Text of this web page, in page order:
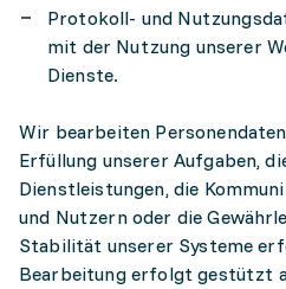
Protokoll- und
mit der Nutzung unserer
Dienste.
Wir bearbeiten
Erfüllung unserer Aufgaben,
Dienstleistungen, die
und Nutzern oder die
Stabilität unserer Systeme
Bearbeitung erfolgt gestützt